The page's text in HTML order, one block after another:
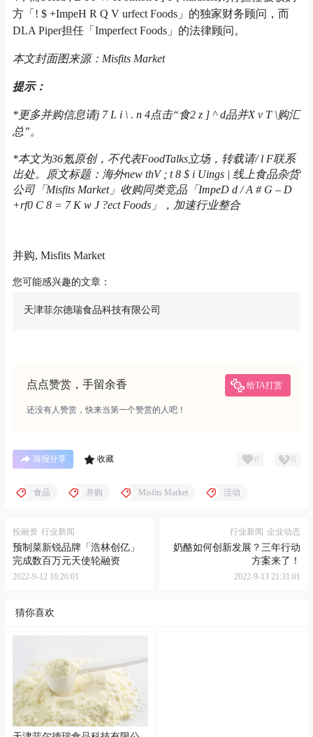
方「 ! $ +ImpeH R Q V urfect Foods」的独家财务顾问，而
DLA Piper担任「Imperfect Foods」的法律顾问。
本文封面图来源：Misfits Market
提示：
*更多并购信息请j 7 L i \ . n 4点击“食2 z ] ^ d品并X v T \购汇
总”。
*本文为36氪原创，不代表FoodTalks立场，转载请/ l F联系
出处。原文标题：海外new thV ; t 8 $ i Uings | 线上食品杂货
公司「Misfits Market」收购同类竞品「ImpeD d / A # G – D
+rf0 C 8 = 7 K w J ?ect Foods」，加速行业整合
并购, Misfits Market
您可能感兴趣的文章：
天津菲尔德瑞食品科技有限公司
点点赞赏，手留余香 给TA打赏
还没有人赞赏，快来当第一个赞赏的人吧！
海报分享 收藏 0 0
食品 并购 Misfits Market 活动
投融资 行业新闻
预制菜新锐品牌「浩林创亿」
完成数百万元天使轮融资
2022-9-12 16:26:01
行业新闻 企业动态
奶酪如何创新发展？三年行动
方案来了！
2022-9-13 21:31:01
猜你喜欢